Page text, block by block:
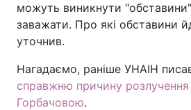
можуть виникнути
заважати. Про які обставини
уточнив.
Нагадаємо, раніше УНАІН
справжню причину
Горбачовою.